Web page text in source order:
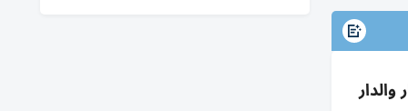
وتراجعات بإعمار والدار